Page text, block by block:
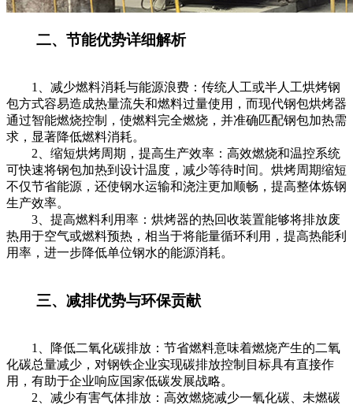
二、节能优势详细解析
1、减少燃料消耗与能源浪费：传统人工或半人工烘烤钢
包方式容易造成热量流失和燃料过量使用，而现代钢包烘烤器
通过智能燃烧控制，使燃料完全燃烧，并准确匹配钢包加热需
求，显著降低燃料消耗。
2、缩短烘烤周期，提高生产效率：高效燃烧和温控系统
可快速将钢包加热到设计温度，减少等待时间。烘烤周期缩短
不仅节省能源，还使钢水运输和浇注更加顺畅，提高整体炼钢
生产效率。
3、提高燃料利用率：烘烤器的热回收装置能够将排放废
热用于空气或燃料预热，相当于将能量循环利用，提高热能利
用率，进一步降低单位钢水的能源消耗。
三、减排优势与环保贡献
1、降低二氧化碳排放：节省燃料意味着燃烧产生的二氧
化碳总量减少，对钢铁企业实现碳排放控制目标具有直接作
用，有助于企业响应国家低碳发展战略。
2、减少有害气体排放：高效燃烧减少一氧化碳、未燃碳